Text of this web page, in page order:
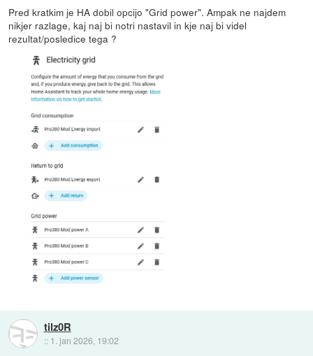
Pred kratkim je HA dobil opcijo "Grid power". Ampak ne najdem
nikjer razlage, kaj naj bi notri nastavil in kje naj bi videl
rezultat/posledice tega ?
tilz0R
:: 1. jan 2026, 19:02